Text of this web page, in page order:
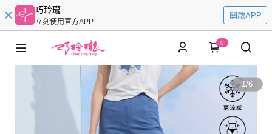
巧玲瓏
立刻使用官方APP
開啟APP
0
1/6